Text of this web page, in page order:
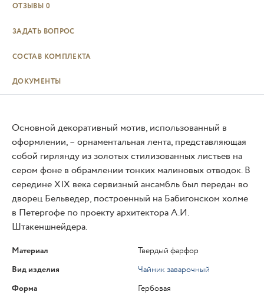
ОТЗЫВЫ 0
ЗАДАТЬ ВОПРОС
СОСТАВ КОМПЛЕКТА
ДОКУМЕНТЫ
Основной декоративный мотив, использованный в
оформлении, – орнаментальная лента, представляющая
собой гирлянду из золотых стилизованных листьев на
сером фоне в обрамлении тонких малиновых отводок. В
середине XIX века сервизный ансамбль был передан во
дворец Бельведер, построенный на Бабигонском холме
в Петергофе по проекту архитектора А.И.
Штакеншнейдера.
Материал
Твердый фарфор
Вид изделия
Чайник заварочный
Форма
Гербовая